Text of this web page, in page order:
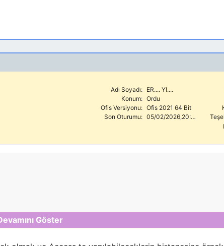
Adı Soyadı: ER.... YI....
Konum: Ordu
Ofis Versiyonu: Ofis 2021 64 Bit
Son Oturumu:
05/02/2026,20:23
ile yapıcı bir kaç not paylaşmak isterim:
sebest olan kod kitaplığını kullanmakta olduğunuz
late binding açısından düzeltmeler yapılması